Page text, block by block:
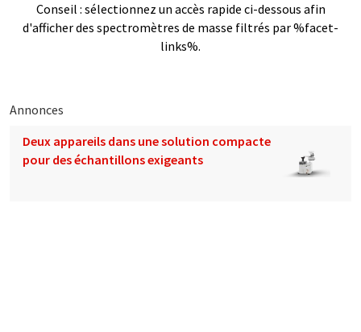
Conseil : sélectionnez un accès rapide ci-dessous afin
d'afficher des spectromètres de masse filtrés par %facet-
links%.
Annonces
Deux appareils dans une solution compacte
pour des échantillons exigeants